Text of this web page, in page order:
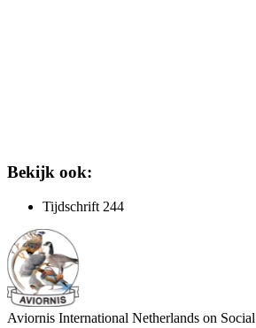
Bekijk ook:
Tijdschrift 244
Aviornis International Netherlands on